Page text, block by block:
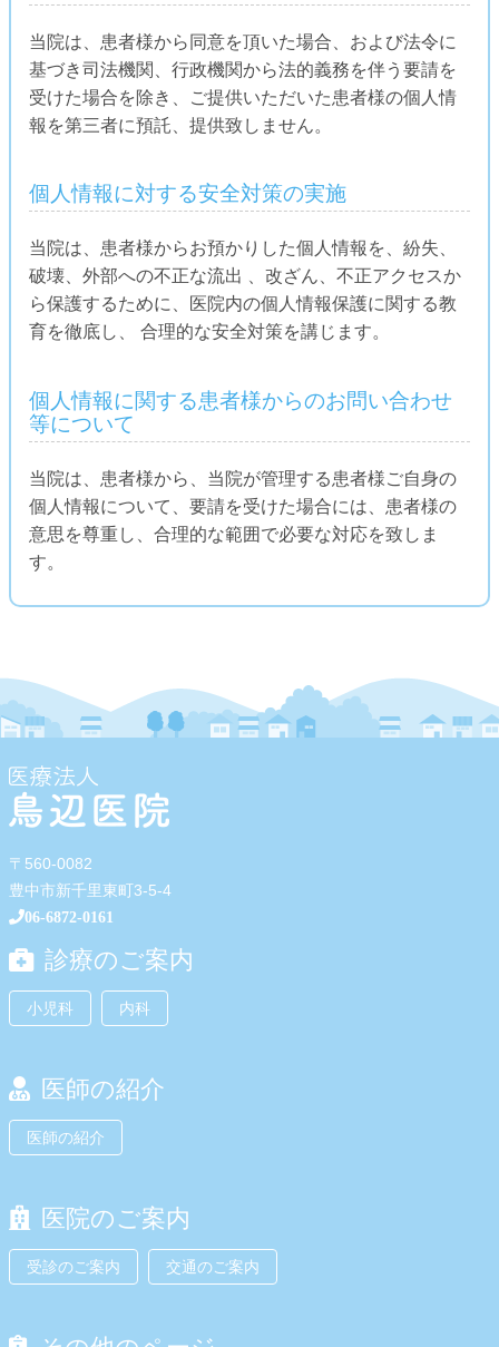
当院は、患者様から同意を頂いた場合、および法令に
基づき司法機関、行政機関から法的義務を伴う要請を
受けた場合を除き、ご提供いただいた患者様の個人情
報を第三者に預託、提供致しません。
個人情報に対する安全対策の実施
当院は、患者様からお預かりした個人情報を、紛失、
破壊、外部への不正な流出 、改ざん、不正アクセスか
ら保護するために、医院内の個人情報保護に関する教
育を徹底し、 合理的な安全対策を講じます。
個人情報に関する患者様からのお問い合わせ
等について
当院は、患者様から、当院が管理する患者様ご自身の
個人情報について、要請を受けた場合には、患者様の
意思を尊重し、合理的な範囲で必要な対応を致しま
す。
〒560-0082
豊中市新千里東町3-5-4
06-6872-0161
診療のご案内
小児科 内科
医師の紹介
医師の紹介
医院のご案内
受診のご案内 交通のご案内